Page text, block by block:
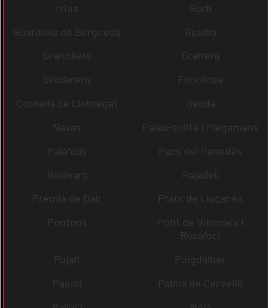
rrius
Gurb
Guardiola de Berguedà
Gualba
Granollers
Granera
Gisclareny
Fonollosa
Cornellà de Llobregat
Gelida
Navas
Palau-solità i Plegamans
Palafolls
Pacs del Penedès
Rellinars
Rajadell
Premià de Dalt
Prats de Lluçanès
Pontons
Pont de Vilomara i
Rocafort
Pujalt
Puigdàlber
Papiol
Palma de Cervelló